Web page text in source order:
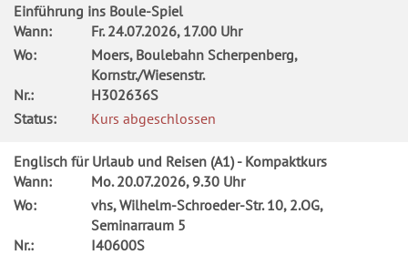
Einführung ins Boule-Spiel
Wann:
Fr.24.07.2026, 17.00 Uhr
Wo:
Moers, Boulebahn Scherpenberg,
Kornstr./Wiesenstr.
Nr.:
H302636S
Status:
Kurs abgeschlossen
Englisch für Urlaub und Reisen (A1) - Kompaktkurs
Wann:
Mo.20.07.2026, 9.30 Uhr
Wo:
vhs, Wilhelm-Schroeder-Str. 10, 2.OG,
Seminarraum 5
Nr.:
I40600S